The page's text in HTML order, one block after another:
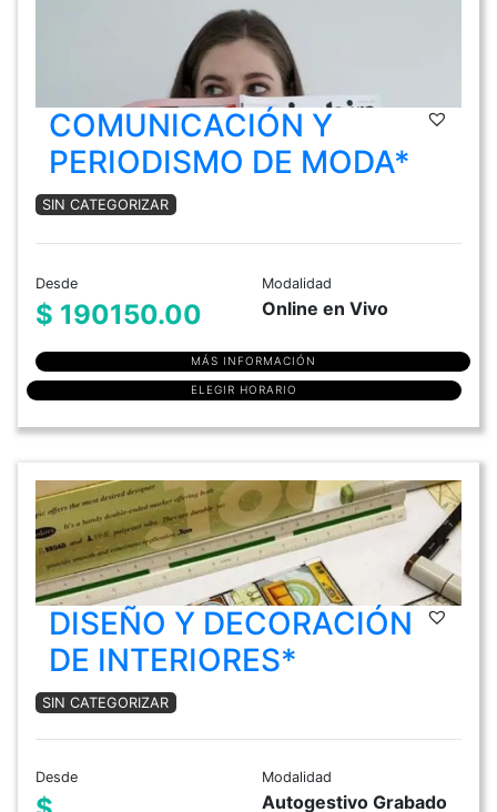
COMUNICACIÓN Y
PERIODISMO DE MODA*
SIN CATEGORIZAR
Desde
$ 190150.00
Modalidad
Online en Vivo
MÁS INFORMACIÓN
ELEGIR HORARIO
DISEÑO Y DECORACIÓN
DE INTERIORES*
SIN CATEGORIZAR
Desde Modalidad
Autogestivo Grabado